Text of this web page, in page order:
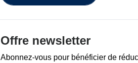
Offre newsletter
Abonnez-vous pour bénéficier de